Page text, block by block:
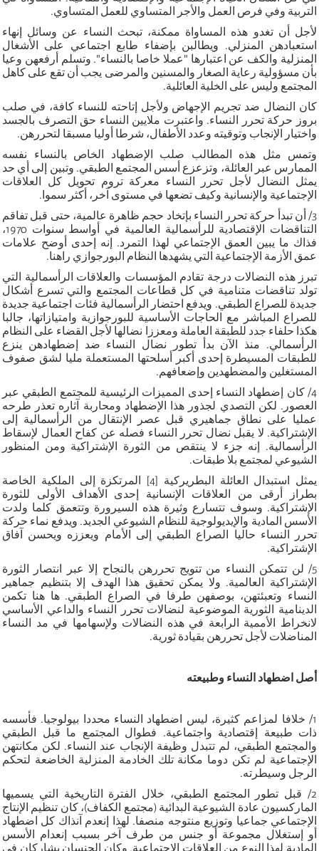
التربية وفي فرص العمل والأجر المتساوي للعمل المتساوي.
لأجل أن تغدو هذه المساواة ممكنة، تبحث النساء عن وسائل إنهاء
استعبادهن المنزلي. ويطالبن بإضفاء طابع اجتماعي على الأشغال
المنزلية والكف عن اعتبارها "عملا خاصا بالنساء". وتسلم أرفعهن وعيا
بأن مسؤولية رعاية الصغار والمسنين والمرضى يجب أن تقع على كاهل
المجتمع وليس على الخلية العائلية.
كان النضال ضد تجريم الإجهاض ولأجل إتاحته للنساء كافة، في صلب
بروز حركة تحرر النساء. واعتبرت ملايين النساء حق التصرف بالجسد
واختيار الإنجاب وتوقيته وعدد الأطفال، شرطا أوليا مسبقا لتحررهن.
وتمس مثل هذه المطالب صلب الإضطهاد الخاص بالنساء نفسه
الممارس عبر العائلة، وتزعزع أسس المجتمع الطبقي. وتبين إلى أي حد
يمثل النضال لأجل تحرر النساء معركة تروم تحويل كل العلاقات
الإجتماعية والإنسانية وكيف تضعها في مستوى آخر، أكثر سموا.
3/ أن تبدأ حركة تحرر النساء بإتخاد حجم ظاهرة عالمية، حتى قبل تفاقم
التناقضات الإقتصادية للرأسمالية العالمية في أواسط سنوات 1970،
فذاك ما يبين العمق الإجتماعي لهذا التمرد. إنه إحدى أوضح علامات
عمق الأزمة الإجتماعية التي يشهدها النظام البورجوازي راهنا.
تبرز هذه النضالات درجة تقادم المؤسسات والعلاقات الرأسمالية التي
تولد تناقضات متنامية في كل قطاعات المجتمع والتي تسرع أشكال
جديدة للصراع الطبقي. ويدفع احتضار الرأسمالية فئات اجتماعية جديدة
للصراع المباشر مع الحاجات الأساسية للبورجوازية وامتيازاتها، جالبا
هكذا حلفاء جدد للطبقة العاملة ومعززا نضالها لأجل القضاء على النظام
الرأسمالي. منذ الآن بدأ تطور نضال النساء ضد إضطهادهن ينزع
للطبقات المسيطرة إحدى أكبر أسلحتها المستعملة مليا لشق صفوف
المستغلين والمضطهدين وإضعافهم.
4/ كان إضطهاد النساء إحدى المميزات الرئيسية للمجتمع الطبقي عبر
العصور. لكن التصدي لجذور هذا الإضطهاد ومحاربة آثاره تعذر طرحه
عمليا على نطاق جماهيري قبل عصر الإنتقال من الرأسمالية إلى
الإشتراكية. لا يقبل نضال تحرر النساء فصله عن كفاح العمال لإسقاط
الرأسمالية. إنه جزء لا ينتقص من الثورة الإشتراكية ومن المنظور
الشيوعي لمجتمع بلا طبقات.
يمثل استبدال العائلة البطريركية [4] المرتكزة إلى الملكية الخاصة
بطراز أرقى من العلاقات الإنسانية إحدى الأهداف الأولى للثورة
الإشتراكية. وسوف تتسارع وثيرة هذه السيرورة وتتعمق كلما ولدت
الأسس المادية والإيديولوجية للنظام الشيوعي الجديد. ويدفع نماء حركة
تحرر النساء حاليا الصراع الطبقي إلى الأمام ويعززه ويحسن آفاق
الإشتراكية.
5/ لن تتمكن النساء من تتويج تحررهن بالنجاح إلا عبر انتصار الثورة
الإشتراكية العالمية. ولا يمكن تحقيق هذا الهدف إلا بتنظيم جماهير
النساء وتعبئتهن، بوصفهن طرفا في الصراع الطبقي. ها هنا تكمن
الدينامية الثورية الموضوعية لنضالات تحرر النساء والداعي الأساسي
لانخراط الأممية الرابعة في هذه النضالات ولإسهامها في مد النساء
المناضلات لأجل تحررهن بقيادة ثورية.
أصل اضطهاد النساء وطبيعته
1/ خلافا لمزاعم كثيرة، ليس اضطهاد النساء محددا بيولوجيا. فأسسه
ذات طبيعة إقتصادية واجتماعية. فطوال المجتمع ما قبل الطبقي
والمجتمع الطبقي، لم تتبدل وظيفة الإنجاب عند النساء. لكن مكانتهن
الإجتماعية لم تكن دوما مكانة تلك الخادمة المنزلية الخاضعة لتحكم
الرجل وسيطرته.
2/ قبل تطور المجتمع الطبقي، خلال الفترة التاريخية التي يسميها
الماركسيون عادة الشيوعية البدائية (مجتمع الكفاف)، كان تنظيم الإنتاج
الإجتماعي جماعيا وتوزيع منتوجه منصفا. لهذا إنعدم آنذاك كل اضطهاد
أو إستغلال مجموعة أو جنس من طرف آخر بسبب إنعدام الأسس
المادية لهذا النوع من العلاقات الإجتماعية. وكان الجنسان يشاركان في